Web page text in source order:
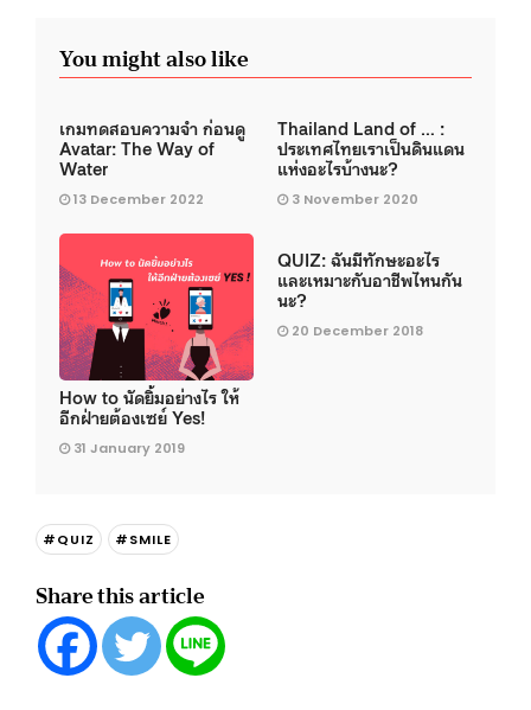
You might also like
เกมทดสอบความจำ ก่อนดู
Avatar: The Way of
Water
13 December 2022
Thailand Land of … :
ประเทศไทยเราเป็นดินแดน
แห่งอะไรบ้างนะ?
3 November 2020
How to นัดยิ้มอย่างไร ให้
อีกฝ่ายต้องเซย์ Yes!
31 January 2019
QUIZ: ฉันมีทักษะอะไร
และเหมาะกับอาชีพไหนกัน
นะ?
20 December 2018
#QUIZ #SMILE
Share this article